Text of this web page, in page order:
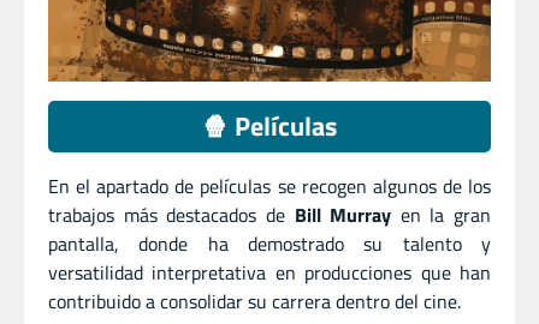
🍿 Películas
En el apartado de películas se recogen algunos de los
trabajos más destacados de Bill Murray en la gran
pantalla, donde ha demostrado su talento y
versatilidad interpretativa en producciones que han
contribuido a consolidar su carrera dentro del cine.